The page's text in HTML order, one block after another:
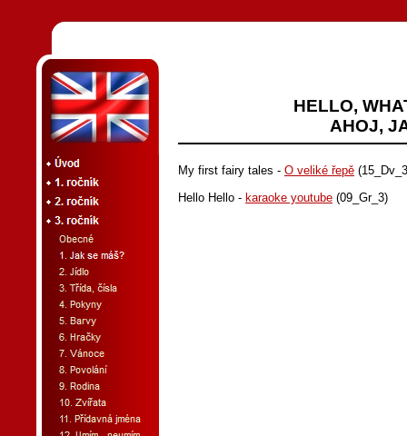
HELLO,
AHOJ,
My first fairy tales - O veliké řepě
Hello Hello - karaoke youtube (09_Gr_3)